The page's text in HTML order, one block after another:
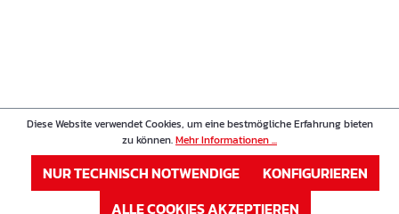
Diese Website verwendet Cookies, um eine bestmögliche Erfahrung bieten
zu können.Mehr Informationen ...
NUR TECHNISCH NOTWENDIGE
KONFIGURIEREN
ALLE COOKIES AKZEPTIEREN